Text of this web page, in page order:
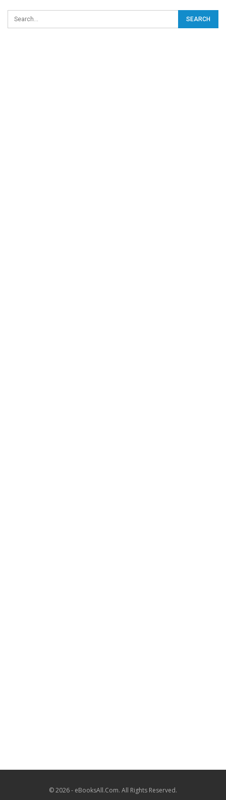
© 2026 - eBooksAll.Com. All Rights Reserved.